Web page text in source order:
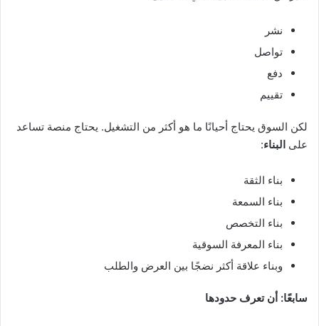
نشر
تواصل
دفع
تقييم
لكن السوق يحتاج أحيانًا ما هو أكثر من التشغيل. يحتاج منصة تساعد
على البناء:
بناء الثقة
بناء السمعة
بناء التخصص
بناء المعرفة السوقية
وبناء علاقة أكثر نضجًا بين العرض والطلب
سابعًا: أن تعرف حدودها